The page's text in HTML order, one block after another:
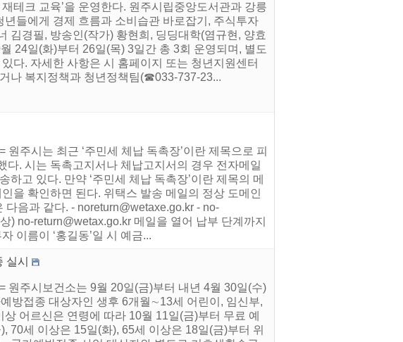
테크 교육’을 운영한다. 원주시립중앙도서관과 강릉
들에게 경제 흐름과 소비습관 바로잡기, 주식투자
김경필, 방송인(작가) 황현희, 딩딩대학(염규현, 양효
24일(화)부터 26일(목) 3일간 총 3회 운영되며, 별도
다. 자세한 사항은 시 홈페이지 또는 청년지원센터
나 복지정책과 청년정책팀(☎033-737-23...
주시는 최근 ‘주민세 체납 독촉장’이란 제목으로 피
. 시는 독촉고지서나 체납고지서의 경우 전자메일
고 있다. 만약 ‘주민세 체납 독촉장’이란 제목의 메
을 확인하면 된다. 위택스 발송 메일의 정상 도메인
다음과 같다. - noreturn@wetaxe.go.kr - no-
) no-return@wetax.go.kr 메일을 열어 납부 단계까지
이름이 ‘홍길동’일 시 예금...
실시
원주시보건소는 9월 20일(금)부터 내년 4월 30일(수)
방접종 대상자인 생후 6개월∼13세 어린이, 임신부,
어르신은 연령에 따라 10월 11일(금)부터 무료 예
70세 이상은 15일(화), 65세 이상은 18일(금)부터 위